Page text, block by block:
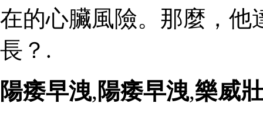
在的心臟風險。那麼，他
長？.
陽痿早洩, 陽痿早洩,樂威壯